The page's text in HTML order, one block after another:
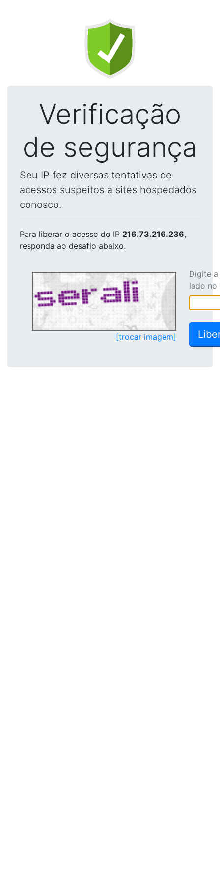
Verificação
de segurança
Seu IP fez diversas tentativas de
acessos suspeitos a sites hospedados
conosco.
Para liberar o acesso do IP 216.73.216.236,
responda ao desafio abaixo.
[trocar imagem]
Digite
lado no